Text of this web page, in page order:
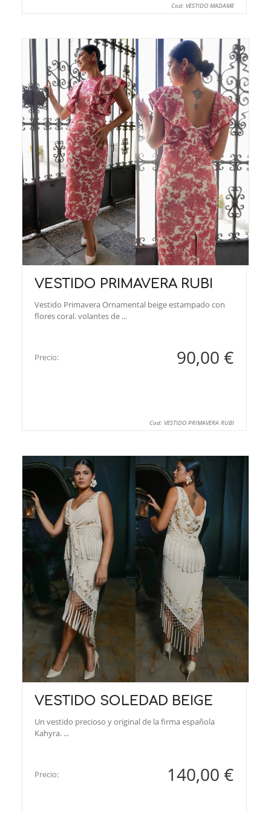
Cod: VESTIDO MADAME
VESTIDO PRIMAVERA RUBI
Vestido Primavera Ornamental beige estampado con
flores coral. volantes de ...
Precio: 90,00 €
Cod: VESTIDO PRIMAVERA RUBI
VESTIDO SOLEDAD BEIGE
Un vestido precioso y original de la firma española
Kahyra. ...
Precio: 140,00 €